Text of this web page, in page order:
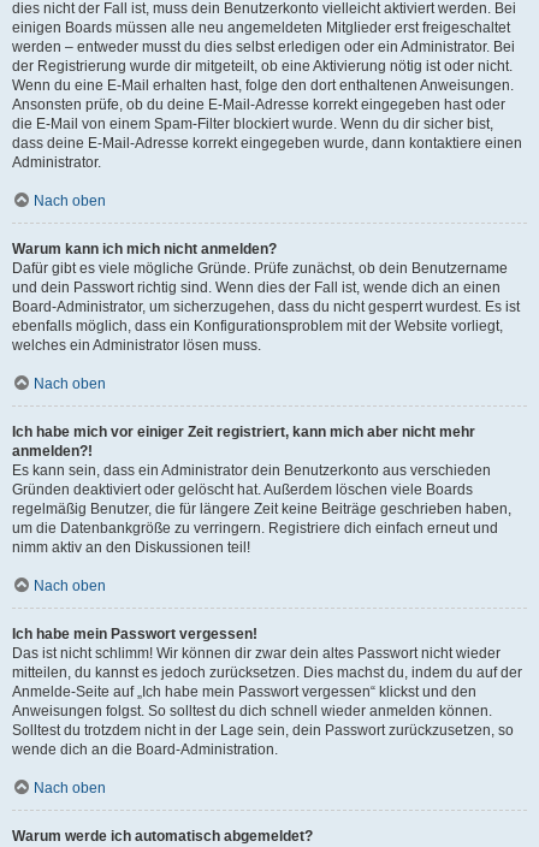
dies nicht der Fall ist, muss dein Benutzerkonto vielleicht aktiviert werden. Bei
einigen Boards müssen alle neu angemeldeten Mitglieder erst freigeschaltet
werden – entweder musst du dies selbst erledigen oder ein Administrator. Bei
der Registrierung wurde dir mitgeteilt, ob eine Aktivierung nötig ist oder nicht.
Wenn du eine E-Mail erhalten hast, folge den dort enthaltenen Anweisungen.
Ansonsten prüfe, ob du deine E-Mail-Adresse korrekt eingegeben hast oder
die E-Mail von einem Spam-Filter blockiert wurde. Wenn du dir sicher bist,
dass deine E-Mail-Adresse korrekt eingegeben wurde, dann kontaktiere einen
Administrator.
Nach oben
Warum kann ich mich nicht anmelden?
Dafür gibt es viele mögliche Gründe. Prüfe zunächst, ob dein Benutzername
und dein Passwort richtig sind. Wenn dies der Fall ist, wende dich an einen
Board-Administrator, um sicherzugehen, dass du nicht gesperrt wurdest. Es ist
ebenfalls möglich, dass ein Konfigurationsproblem mit der Website vorliegt,
welches ein Administrator lösen muss.
Nach oben
Ich habe mich vor einiger Zeit registriert, kann mich aber nicht mehr
anmelden?!
Es kann sein, dass ein Administrator dein Benutzerkonto aus verschieden
Gründen deaktiviert oder gelöscht hat. Außerdem löschen viele Boards
regelmäßig Benutzer, die für längere Zeit keine Beiträge geschrieben haben,
um die Datenbankgröße zu verringern. Registriere dich einfach erneut und
nimm aktiv an den Diskussionen teil!
Nach oben
Ich habe mein Passwort vergessen!
Das ist nicht schlimm! Wir können dir zwar dein altes Passwort nicht wieder
mitteilen, du kannst es jedoch zurücksetzen. Dies machst du, indem du auf der
Anmelde-Seite auf „Ich habe mein Passwort vergessen“ klickst und den
Anweisungen folgst. So solltest du dich schnell wieder anmelden können.
Solltest du trotzdem nicht in der Lage sein, dein Passwort zurückzusetzen, so
wende dich an die Board-Administration.
Nach oben
Warum werde ich automatisch abgemeldet?